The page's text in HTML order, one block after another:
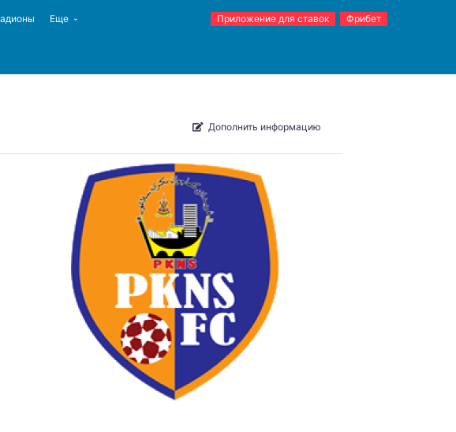
Еще Приложение для ставок Фрибет
Дополнить информацию